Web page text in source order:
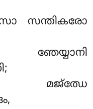
സന്തികരോ
മജ്ഝേ